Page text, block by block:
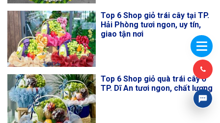
Top 6 Shop giỏ trái cây tại TP.
Hải Phòng tươi ngon, uy tín,
giao tận nơi
Top 6 Shop giỏ quà trái cây ở
TP. Dĩ An tươi ngon, chất lượng